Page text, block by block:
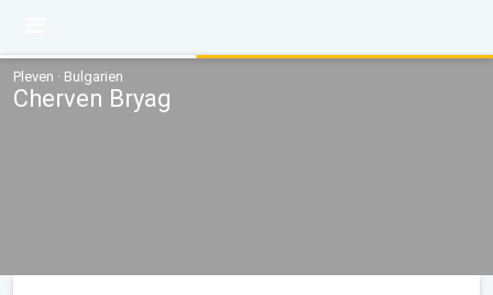
Pleven · Bulgarien
Cherven Bryag